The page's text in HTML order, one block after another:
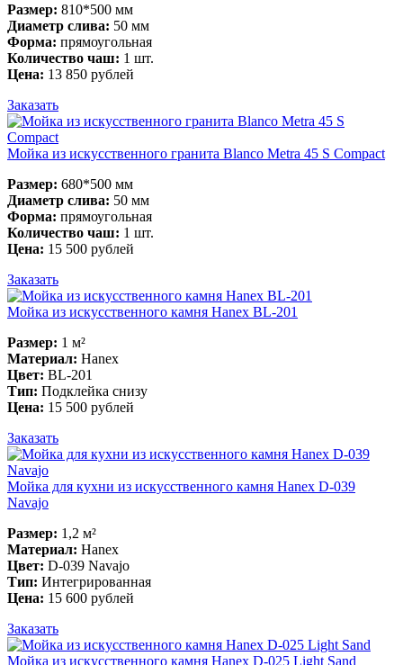
Размер: 810*500 мм
Диаметр слива: 50 мм
Форма: прямоугольная
Количество чаш: 1 шт.
Цена: 13 850 рублей
Заказать
Мойка из искусственного гранита Blanco Metra 45 S Compact
Размер: 680*500 мм
Диаметр слива: 50 мм
Форма: прямоугольная
Количество чаш: 1 шт.
Цена: 15 500 рублей
Заказать
Мойка из искусственного камня Hanex BL-201
Размер: 1 м²
Материал: Hanex
Цвет: BL-201
Тип: Подклейка снизу
Цена: 15 500 рублей
Заказать
Мойка для кухни из искусственного камня Hanex D-039
Navajo
Размер: 1,2 м²
Материал: Hanex
Цвет: D-039 Navajo
Тип: Интегрированная
Цена: 15 600 рублей
Заказать
Мойка из искусственного камня Hanex D-025 Light Sand